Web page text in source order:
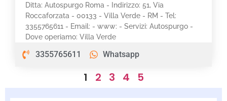
Ditta: Autospurgo Roma - Indirizzo: 51, Via
Roccaforzata - 00133 - Villa Verde - RM - Tel:
3355765611 - Email: - www: - Servizi: Autospurgo -
Dove operiamo: Villa Verde
3355765611 Whatsapp
1 2 3 4 5